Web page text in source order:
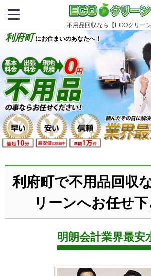
不用品回収なら【ECOクリーン
利府町 にお住まいのあなたへ！
利府町で不用品回収
リーンへお任せ下
明朗会計業界最安